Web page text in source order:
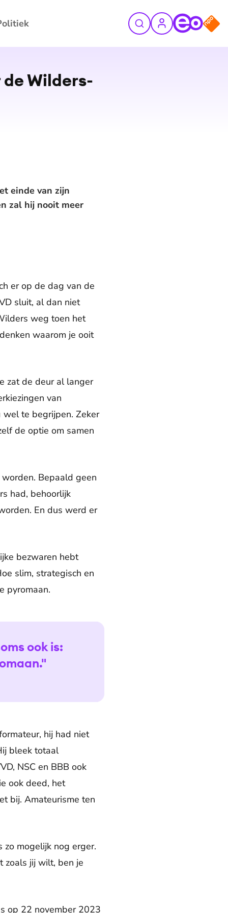
Wilders-
einde van zijn
zal hij nooit meer
er op de dag van de
sluit, al dan niet
weg toen het
waarom je ooit
zat de deur al langer
van
te begrijpen. Zeker
de optie om samen
Bepaald geen
had, behoorlijk
En dus werd er
bezwaren hebt
slim, strategisch en
pyromaan.
ook is:
hij had niet
bleek totaal
NSC en BBB ook
ook deed, het
bij. Amateurisme ten
zo mogelijk nog erger.
zoals jij wilt, ben je
op 22 november 2023